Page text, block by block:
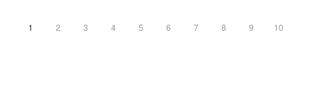
1 2 3 4 5 6 7 8 9 10